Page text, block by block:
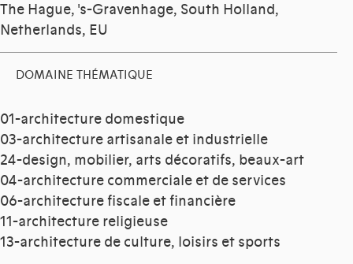
The Hague, 's-Gravenhage, South Holland,
Netherlands, EU
DOMAINE THÉMATIQUE
01-architecture domestique
03-architecture artisanale et industrielle
24-design, mobilier, arts décoratifs, beaux-art
04-architecture commerciale et de services
06-architecture fiscale et financière
11-architecture religieuse
13-architecture de culture, loisirs et sports